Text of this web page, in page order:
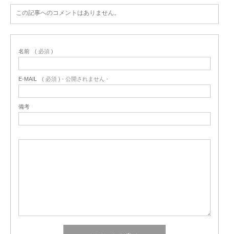
この記事へのコメントはありません。
名前 ( 必須 )
E-MAIL ( 必須 ) - 公開されません -
備考